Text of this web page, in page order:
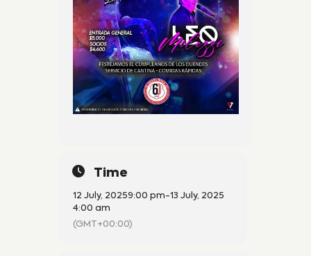
Time
12 July, 20259:00 pm-13 July, 2025
4:00 am
(GMT+00:00)